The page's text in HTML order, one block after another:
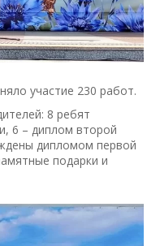
участие 230 работ.
8 ребят
6 – диплом второй
дипломом первой
подарки и